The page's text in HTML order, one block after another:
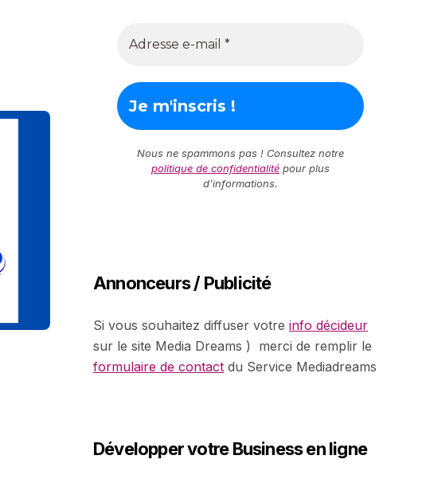
Nous ne spammons pas ! Consultez notre
politique de confidentialité pour plus
d’informations.
Annonceurs / Publicité
Si vous souhaitez diffuser votre info décideur
sur le site Media Dreams ) merci de remplir le
formulaire de contact du Service Mediadreams
Développer votre Business en ligne